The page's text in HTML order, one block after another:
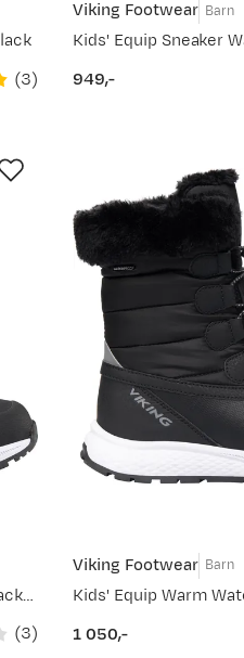
(3)
Viking Footwear Barn
price
949,-
Juniors' Equip Warm Waterproof Zip Black/Granite
(3)
Viking Footwear Barn
price
1 050,-